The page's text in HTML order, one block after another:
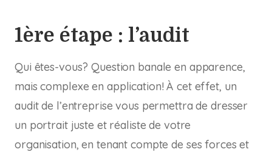
1ère étape : l’audit
Qui êtes-vous? Question banale en apparence,
mais complexe en application! À cet effet, un
audit de l’entreprise vous permettra de dresser
un portrait juste et réaliste de votre
organisation, en tenant compte de ses forces et